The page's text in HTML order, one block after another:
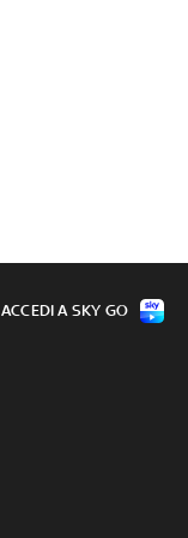
ACCEDI A SKY GO